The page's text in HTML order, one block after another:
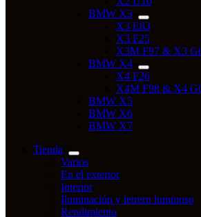
BMW X3
X3 E83
X3 F25
X3M F97 & X3
BMW X4
X4 F26
X4M F98 & X4
BMW X5
BMW X6
BMW X7
Tienda
Varios
En el exterior
Interior
Iluminación y letrero luminoso
Rendimiento